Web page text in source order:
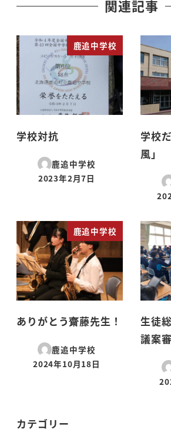
関連記事
鹿追中学校
学校対抗
鹿追中学校
投稿日
2023年2月7日
学校
風」
投
鹿追中学校
ありがとう齋藤先生！
鹿追中学校
投稿日
2024年10月18日
生徒
議案
投
カテゴリー